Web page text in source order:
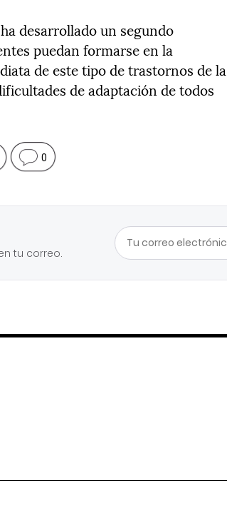
desarrollado un segundo
puedan formarse en la
de este tipo de trastornos de la
de adaptación de todos
0
tu correo.